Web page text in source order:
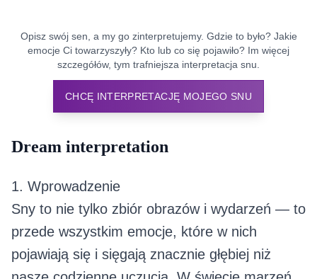
Opisz swój sen, a my go zinterpretujemy. Gdzie to było? Jakie
emocje Ci towarzyszyły? Kto lub co się pojawiło? Im więcej
szczegółów, tym trafniejsza interpretacja snu.
CHCĘ INTERPRETACJĘ MOJEGO SNU
Dream interpretation
1. Wprowadzenie
Sny to nie tylko zbiór obrazów i wydarzeń — to
przede wszystkim emocje, które w nich
pojawiają się i sięgają znacznie głębiej niż